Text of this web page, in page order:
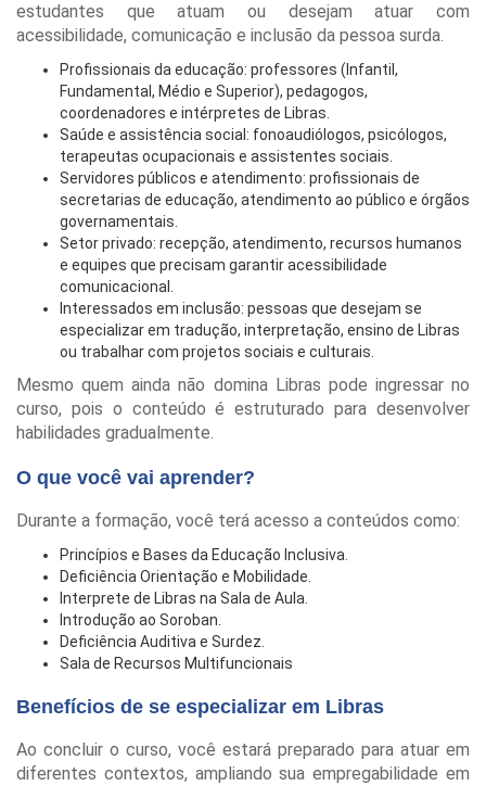
estudantes que atuam ou desejam atuar com
acessibilidade, comunicação e inclusão da pessoa surda.
Profissionais da educação: professores (Infantil,
Fundamental, Médio e Superior), pedagogos,
coordenadores e intérpretes de Libras.
Saúde e assistência social: fonoaudiólogos, psicólogos,
terapeutas ocupacionais e assistentes sociais.
Servidores públicos e atendimento: profissionais de
secretarias de educação, atendimento ao público e órgãos
governamentais.
Setor privado: recepção, atendimento, recursos humanos
e equipes que precisam garantir acessibilidade
comunicacional.
Interessados em inclusão: pessoas que desejam se
especializar em tradução, interpretação, ensino de Libras
ou trabalhar com projetos sociais e culturais.
Mesmo quem ainda não domina Libras pode ingressar no
curso, pois o conteúdo é estruturado para desenvolver
habilidades gradualmente.
O que você vai aprender?
Durante a formação, você terá acesso a conteúdos como:
Princípios e Bases da Educação Inclusiva.
Deficiência Orientação e Mobilidade.
Interprete de Libras na Sala de Aula.
Introdução ao Soroban.
Deficiência Auditiva e Surdez.
Sala de Recursos Multifuncionais
Benefícios de se especializar em Libras
Ao concluir o curso, você estará preparado para atuar em
diferentes contextos, ampliando sua empregabilidade em